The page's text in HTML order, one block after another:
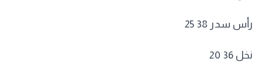
رأس سدر 38 25
نخل 36 20